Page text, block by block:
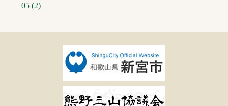
05 (2)